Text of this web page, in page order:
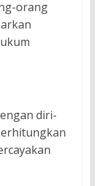
orang
diri-